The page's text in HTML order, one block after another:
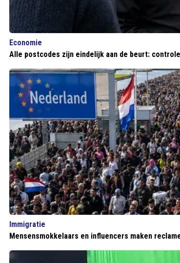
Economie
Alle postcodes zijn eindelijk aan de beurt:
Immigratie
Mensensmokkelaars en influencers maken